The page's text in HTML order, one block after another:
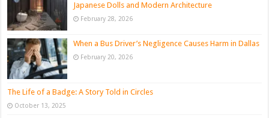
Japanese Dolls and Modern Architecture
February 28, 2026
When a Bus Driver’s Negligence Causes Harm in Dallas
February 20, 2026
The Life of a Badge: A Story Told in Circles
October 13, 2025